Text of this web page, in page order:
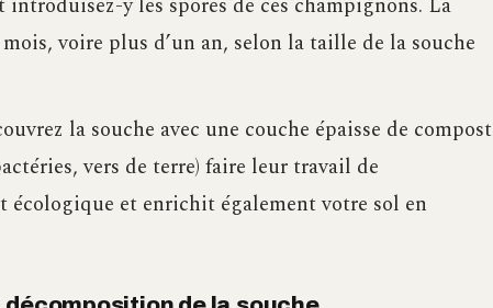
voire plus d’un an, selon la taille de la souche
la souche avec une couche épaisse de compost
vers de terre) faire leur travail de
écologique et enrichit également votre sol en